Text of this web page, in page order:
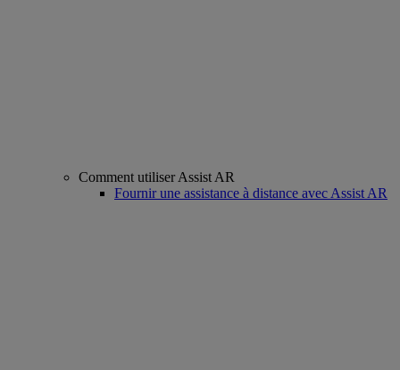
Comment utiliser Assist AR
Fournir une assistance à distance avec Assist AR